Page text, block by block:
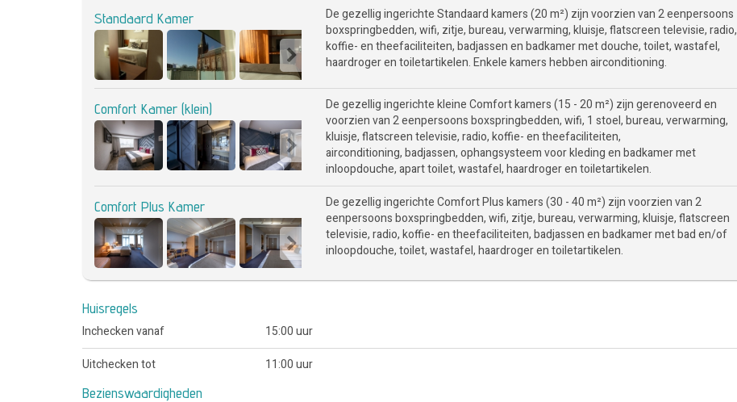
Standaard Kamer
De gezellig ingerichte Standaard kamers (20 m²) zijn voorzien van 2 eenpersoons
boxspringbedden, wifi, zitje, bureau, verwarming, kluisje, flatscreen televisie, radio,
koffie- en theefaciliteiten, badjassen en badkamer met douche, toilet, wastafel,
haardroger en toiletartikelen. Enkele kamers hebben airconditioning.
Comfort Kamer (klein)
De gezellig ingerichte kleine Comfort kamers (15 - 20 m²) zijn gerenoveerd en
voorzien van 2 eenpersoons boxspringbedden, wifi, 1 stoel, bureau, verwarming,
kluisje, flatscreen televisie, radio, koffie- en theefaciliteiten,
airconditioning, badjassen, ophangsysteem voor kleding en badkamer met
inloopdouche, apart toilet, wastafel, haardroger en toiletartikelen.
Comfort Plus Kamer
De gezellig ingerichte Comfort Plus kamers (30 - 40 m²) zijn voorzien van 2
eenpersoons boxspringbedden, wifi, zitje, bureau, verwarming, kluisje, flatscreen
televisie, radio, koffie- en theefaciliteiten, badjassen en badkamer met bad en/of
inloopdouche, toilet, wastafel, haardroger en toiletartikelen.
Huisregels
Inchecken vanaf
15:00 uur
Uitchecken tot
11:00 uur
Bezienswaardigheden